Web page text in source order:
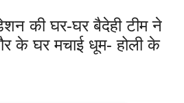
की घर-घर बैदेही टीम ने
के घर मचाई धूम- होली के